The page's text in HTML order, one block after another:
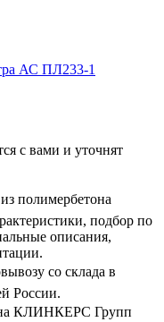
АС ПЛ233-1
с вами и уточнят
полимербетона
подбор по
описания,
со склада в
России.
КЛИНКЕРС Групп